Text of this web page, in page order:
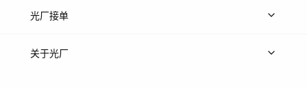
上传案例
光厂接单
上架服务
关于光厂